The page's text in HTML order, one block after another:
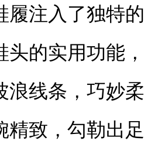
履注入了独特
头的实用功能
浪线条，巧妙
精致，勾勒出